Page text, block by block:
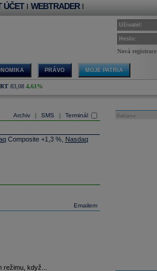
ÚČET | WEBTRADER |
Uživatel:
Heslo:
Nová registrace
PRÁVO MOJE PATRIA
83,08 4,61%
Archiv SMS Terminál
Composite +1,3 %, Nasdaq
mld. Kč. Průměrný objem
firmou
německé zbrojovky
podle něj mohla pomoci
střel kvůli válce s Íránem
Emailem
když...
Reklama